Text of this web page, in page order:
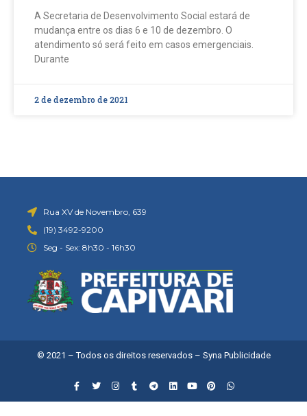
A Secretaria de Desenvolvimento Social estará de
mudança entre os dias 6 e 10 de dezembro. O
atendimento só será feito em casos emergenciais.
Durante
2 de dezembro de 2021
Rua XV de Novembro, 639
(19) 3492-9200
Seg - Sex: 8h30 - 16h30
© 2021 – Todos os direitos reservados – Syna Publicidade